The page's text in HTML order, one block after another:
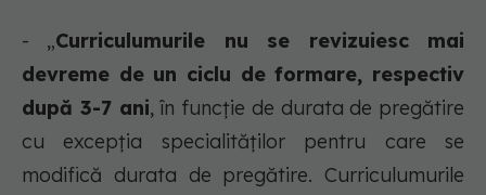
- „Curriculumurile nu se revizuiesc mai
devreme de un ciclu de formare, respectiv
după 3-7 ani, în funcție de durata de pregătire
cu excepția specialităților pentru care se
modifică durata de pregătire. Curriculumurile